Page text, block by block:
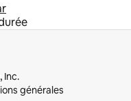
Inc.
générales